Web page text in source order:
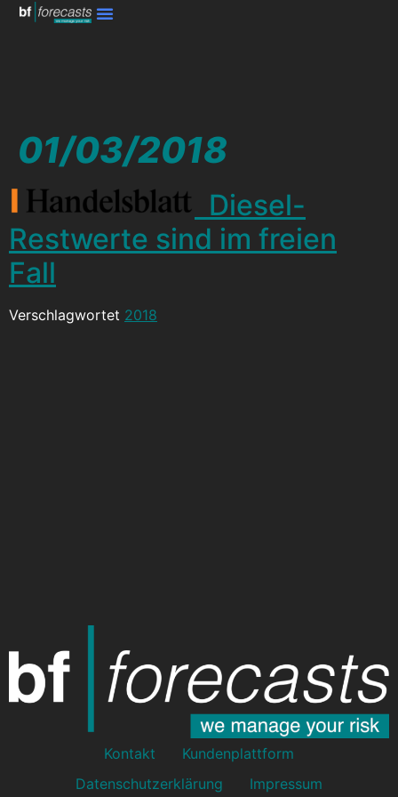
01/03/2018
Diesel-
Restwerte sind im freien
Fall
Verschlagwortet 2018
Kontakt
Kundenplattform
Datenschutzerklärung
Impressum